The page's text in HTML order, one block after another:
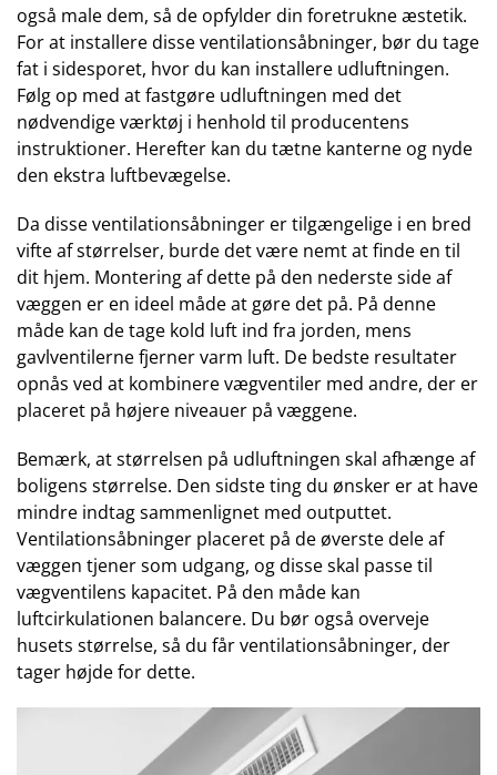
også male dem, så de opfylder din foretrukne æstetik.
For at installere disse ventilationsåbninger, bør du tage
fat i sidesporet, hvor du kan installere udluftningen.
Følg op med at fastgøre udluftningen med det
nødvendige værktøj i henhold til producentens
instruktioner. Herefter kan du tætne kanterne og nyde
den ekstra luftbevægelse.
Da disse ventilationsåbninger er tilgængelige i en bred
vifte af størrelser, burde det være nemt at finde en til
dit hjem. Montering af dette på den nederste side af
væggen er en ideel måde at gøre det på. På denne
måde kan de tage kold luft ind fra jorden, mens
gavlventilerne fjerner varm luft. De bedste resultater
opnås ved at kombinere vægventiler med andre, der er
placeret på højere niveauer på væggene.
Bemærk, at størrelsen på udluftningen skal afhænge af
boligens størrelse. Den sidste ting du ønsker er at have
mindre indtag sammenlignet med outputtet.
Ventilationsåbninger placeret på de øverste dele af
væggen tjener som udgang, og disse skal passe til
vægventilens kapacitet. På den måde kan
luftcirkulationen balancere. Du bør også overveje
husets størrelse, så du får ventilationsåbninger, der
tager højde for dette.